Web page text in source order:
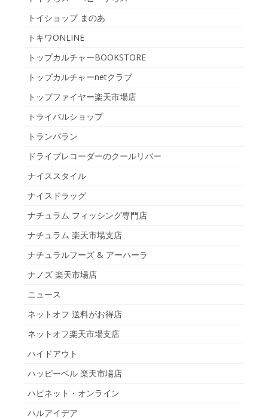
トイショップ まのあ
トキワONLINE
トップカルチャーBOOKSTORE
トップカルチャーnetクラブ
トップファイヤー楽天市場店
トライバルショップ
トランパラン
ドライブレコーダーのクールリバー
ナイススタイル
ナイスドラッグ
ナチュラム フィッシング専門店
ナチュラム 楽天市場支店
ナチュラルフーズ & アーハーラ
ナノズ 楽天市場店
ニュース
ネットオフ 送料がお得店
ネットオフ楽天市場支店
ハイドアウト
ハッピーベル 楽天市場店
ハピネット・オンライン
ハルアイデア